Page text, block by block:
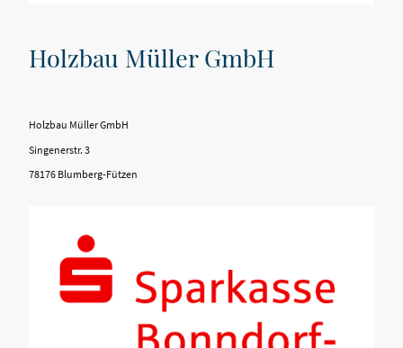
Holzbau Müller GmbH
Holzbau Müller GmbH
Singenerstr. 3
78176 Blumberg-Fützen